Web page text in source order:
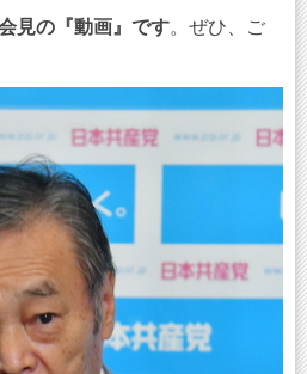
見の『動画』です。ぜひ、ご